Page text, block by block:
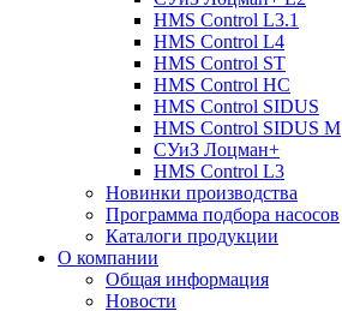
HMS Control L3.1
HMS Control L4
HMS Control ST
HMS Control HC
HMS Control SIDUS
HMS Control SIDUS M
СУиЗ Лоцман+
HMS Control L3
Новинки производства
Программа подбора насосов
Каталоги продукции
О компании
Общая информация
Новости